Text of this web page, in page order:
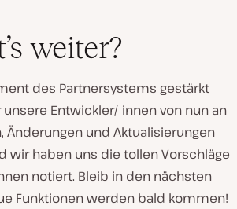
weiter?
des Partnersystems gestärkt
Entwickler/ innen von nun an
Änderungen und Aktualisierungen
wir haben uns die tollen Vorschläge
notiert. Bleib in den nächsten
Funktionen werden bald kommen!